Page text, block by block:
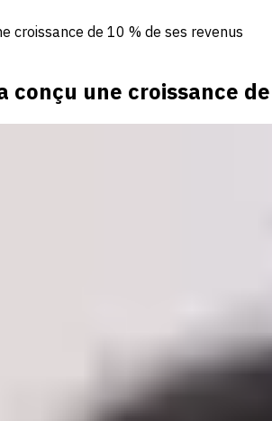
croissance de 10 % de ses revenus
une croissance